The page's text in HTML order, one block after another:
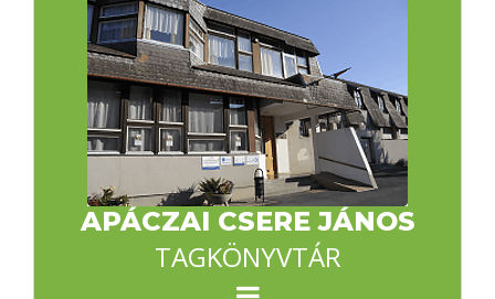
APÁCZAI CSERE JÁNOS
TAGKÖNYVTÁR